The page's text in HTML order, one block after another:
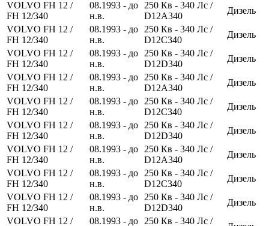
VOLVO FH 12 /
FH 12/340
08.1993 - до
н.в.
250 Кв - 340 Лс /
D12A340
Дизель
VOLVO FH 12 /
FH 12/340
08.1993 - до
н.в.
250 Кв - 340 Лс /
D12C340
Дизель
VOLVO FH 12 /
FH 12/340
08.1993 - до
н.в.
250 Кв - 340 Лс /
D12D340
Дизель
VOLVO FH 12 /
FH 12/340
08.1993 - до
н.в.
250 Кв - 340 Лс /
D12A340
Дизель
VOLVO FH 12 /
FH 12/340
08.1993 - до
н.в.
250 Кв - 340 Лс /
D12C340
Дизель
VOLVO FH 12 /
FH 12/340
08.1993 - до
н.в.
250 Кв - 340 Лс /
D12D340
Дизель
VOLVO FH 12 /
FH 12/340
08.1993 - до
н.в.
250 Кв - 340 Лс /
D12A340
Дизель
VOLVO FH 12 /
FH 12/340
08.1993 - до
н.в.
250 Кв - 340 Лс /
D12C340
Дизель
VOLVO FH 12 /
FH 12/340
08.1993 - до
н.в.
250 Кв - 340 Лс /
D12D340
Дизель
VOLVO FH 12 /
08.1993 - до
250 Кв - 340 Лс /